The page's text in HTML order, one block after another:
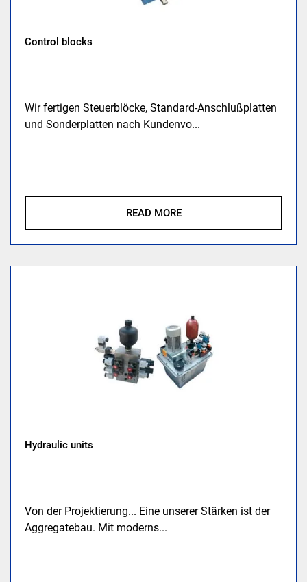
Control blocks
Wir fertigen Steuerblöcke, Standard-Anschlußplatten
und Sonderplatten nach Kundenvo...
READ MORE
Hydraulic units
Von der Projektierung... Eine unserer Stärken ist der
Aggregatebau. Mit moderns...